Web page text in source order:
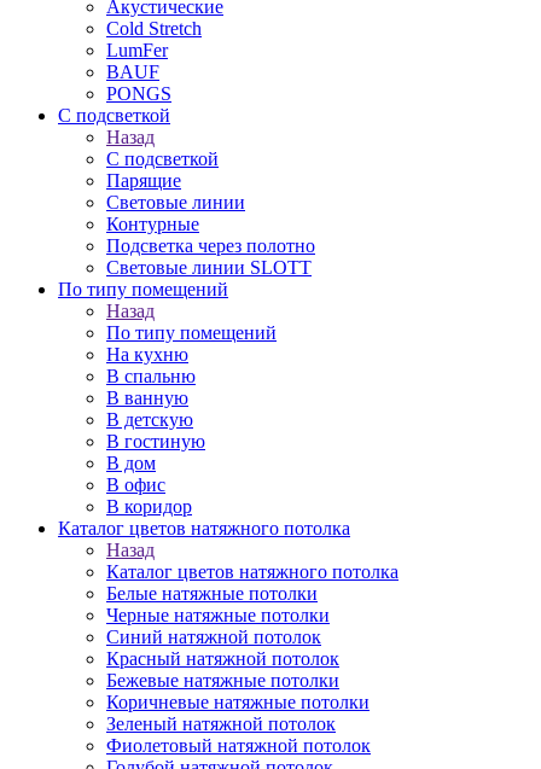
Акустические
Cold Stretch
LumFer
BAUF
PONGS
С подсветкой
Назад
С подсветкой
Парящие
Световые линии
Контурные
Подсветка через полотно
Световые линии SLOTT
По типу помещений
Назад
По типу помещений
На кухню
В спальню
В ванную
В детскую
В гостиную
В дом
В офис
В коридор
Каталог цветов натяжного потолка
Назад
Каталог цветов натяжного потолка
Белые натяжные потолки
Черные натяжные потолки
Синий натяжной потолок
Красный натяжной потолок
Бежевые натяжные потолки
Коричневые натяжные потолки
Зеленый натяжной потолок
Фиолетовый натяжной потолок